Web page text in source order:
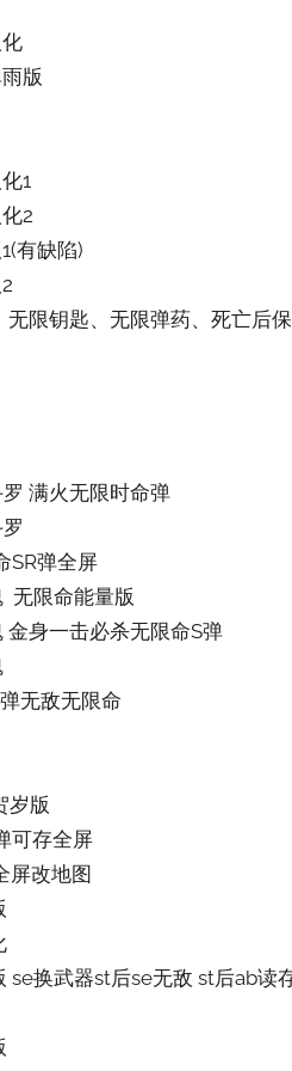
版
1
2
有缺陷)
无限钥匙、无限弹药、死亡后
满火无限时命弹
SR弹全屏
无限命能量版
金身一击必杀无限命S弹
无敌无限命
岁版
可存全屏
屏改地图
se换武器st后se无敌 st后ab读